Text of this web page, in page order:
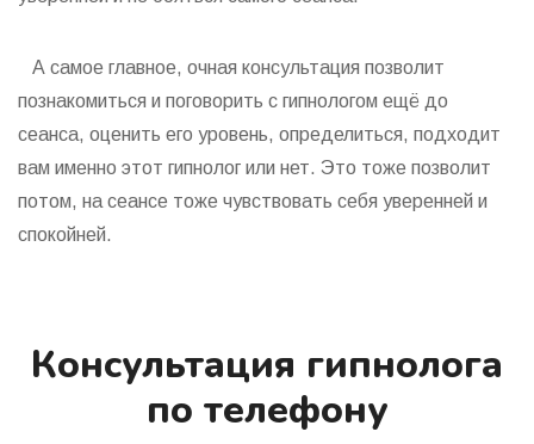
А самое главное, очная консультация позволит
познакомиться и поговорить с гипнологом ещё до
сеанса, оценить его уровень, определиться, подходит
вам именно этот гипнолог или нет. Это тоже позволит
потом, на сеансе тоже чувствовать себя уверенней и
спокойней.
Консультация гипнолога
по телефону